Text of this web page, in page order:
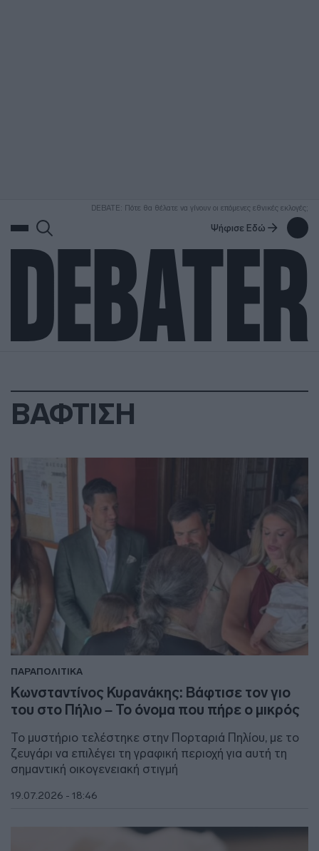
DEBATE: Πότε θα θέλατε να γίνουν οι επόμενες εθνικές εκλογές;
Ψήφισε Εδώ
ΒΑΦΤΙΣΗ
ΠΑΡΑΠΟΛΙΤΙΚΑ
Κωνσταντίνος Κυρανάκης: Βάφτισε τον γιο
του στο Πήλιο – Το όνομα που πήρε ο μικρός
Το μυστήριο τελέστηκε στην Πορταριά Πηλίου, με το
ζευγάρι να επιλέγει τη γραφική περιοχή για αυτή τη
σημαντική οικογενειακή στιγμή
19.07.2026 - 18:46